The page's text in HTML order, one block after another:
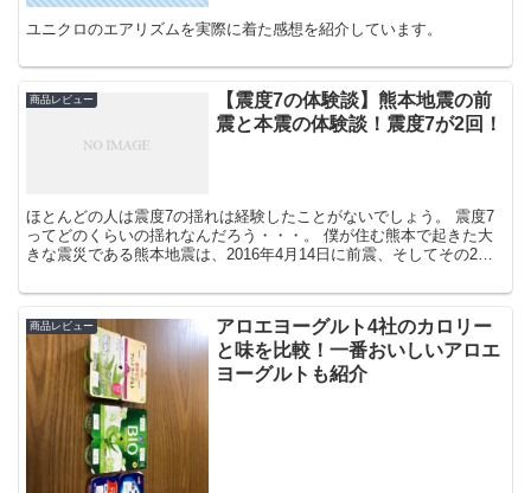
ユニクロのエアリズムを実際に着た感想を紹介しています。
商品レビュー
【震度7の体験談】熊本地震の前
震と本震の体験談！震度7が2回！
ほとんどの人は震度7の揺れは経験したことがないでしょう。 震度7
ってどのくらいの揺れなんだろう・・・。 僕が住む熊本で起きた大
きな震災である熊本地震は、2016年4月14日に前震、そしてその2日
商品レビュー
アロエヨーグルト4社のカロリー
と味を比較！一番おいしいアロエ
ヨーグルトも紹介